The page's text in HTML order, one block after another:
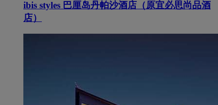
ibis styles 巴厘岛丹帕沙酒店（原宜必思尚品酒
店）